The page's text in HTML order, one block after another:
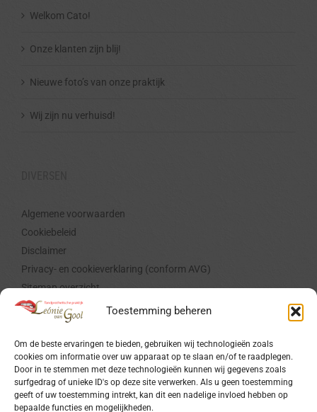
Toestemming beheren
Om de beste ervaringen te bieden, gebruiken wij technologieën zoals
cookies om informatie over uw apparaat op te slaan en/of te raadplegen.
Door in te stemmen met deze technologieën kunnen wij gegevens zoals
surfgedrag of unieke ID's op deze site verwerken. Als u geen toestemming
geeft of uw toestemming intrekt, kan dit een nadelige invloed hebben op
bepaalde functies en mogelijkheden.
Welkom Cato!
Onze klanten zijn blij!
Nieuwe foto’s van onze praktijk
Wij zijn nu verhuisd!
Algemene voorwaarden
Cookiebeleid
Disclaimer
Privacy- en cookieverklaring (conform AVG)
Sitemap overzicht
CERTIFICERING